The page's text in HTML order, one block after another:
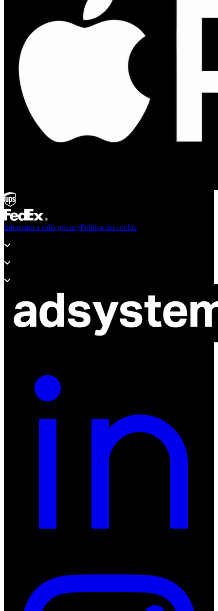
Informativa sulla privacyPolitica dei cookie